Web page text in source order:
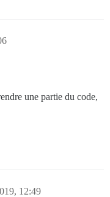
une partie du code,
12:49